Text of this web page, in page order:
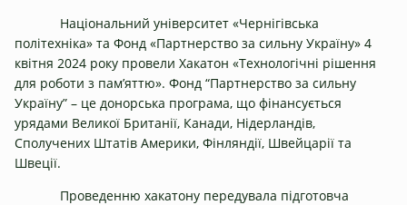
Національний університет «Чернігівська
політехніка» та Фонд «Партнерство за сильну Україну» 4
квітня 2024 року провели Хакатон «Технологічні рішення
для роботи з пам’яттю». Фонд “Партнерство за сильну
Україну” – це донорська програма, що фінансується
урядами Великої Британії, Канади, Нідерландів,
Сполучених Штатів Америки, Фінляндії, Швейцарії та
Швеції.
Проведенню хакатону передувала підготовча